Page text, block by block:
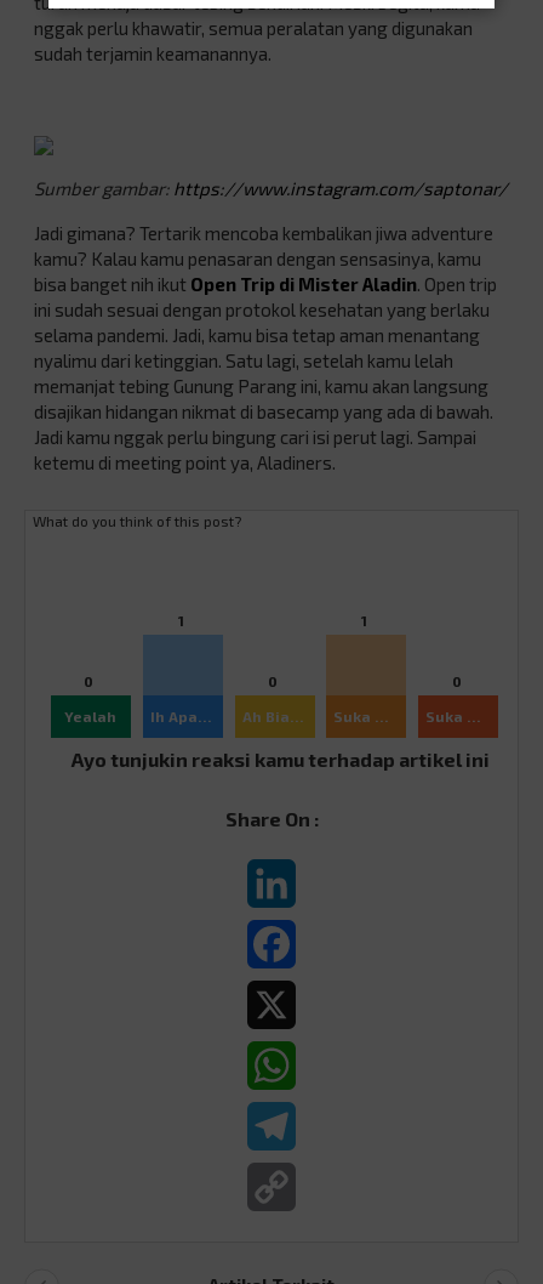
nggak perlu khawatir, semua peralatan yang digunakan
sudah terjamin keamanannya.
Sumber gambar: https://www.instagram.com/saptonar/
Jadi gimana? Tertarik mencoba kembalikan jiwa adventure
kamu? Kalau kamu penasaran dengan sensasinya, kamu
bisa banget nih ikut Open Trip di Mister Aladin. Open trip
ini sudah sesuai dengan protokol kesehatan yang berlaku
selama pandemi. Jadi, kamu bisa tetap aman menantang
nyalimu dari ketinggian. Satu lagi, setelah kamu lelah
memanjat tebing Gunung Parang ini, kamu akan langsung
disajikan hidangan nikmat di basecamp yang ada di bawah.
Jadi kamu nggak perlu bingung cari isi perut lagi. Sampai
ketemu di meeting point ya, Aladiners.
What do you think of this post?
0
Yealah
1
0
1
0
Ayo tunjukin reaksi kamu terhadap artikel ini
Share On :